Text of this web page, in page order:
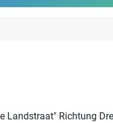
Landstraat" Richtung